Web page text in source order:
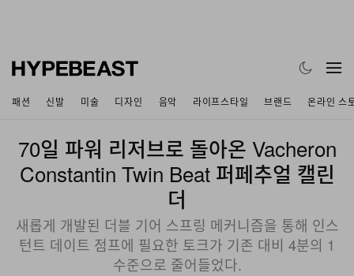
패션 신발 미술 디자인 음악 라이프스타일 브랜드 온라인 스
70일 파워 리저브로 돌아온 Vacheron
Constantin Twin Beat 퍼페추얼 캘린
더
새롭게 개발된 더블 기어 스프링 메커니즘을 통해 인스
턴트 데이트 점프에 필요한 토크가 기존 대비 4분의 1
수준으로 줄어들었다.